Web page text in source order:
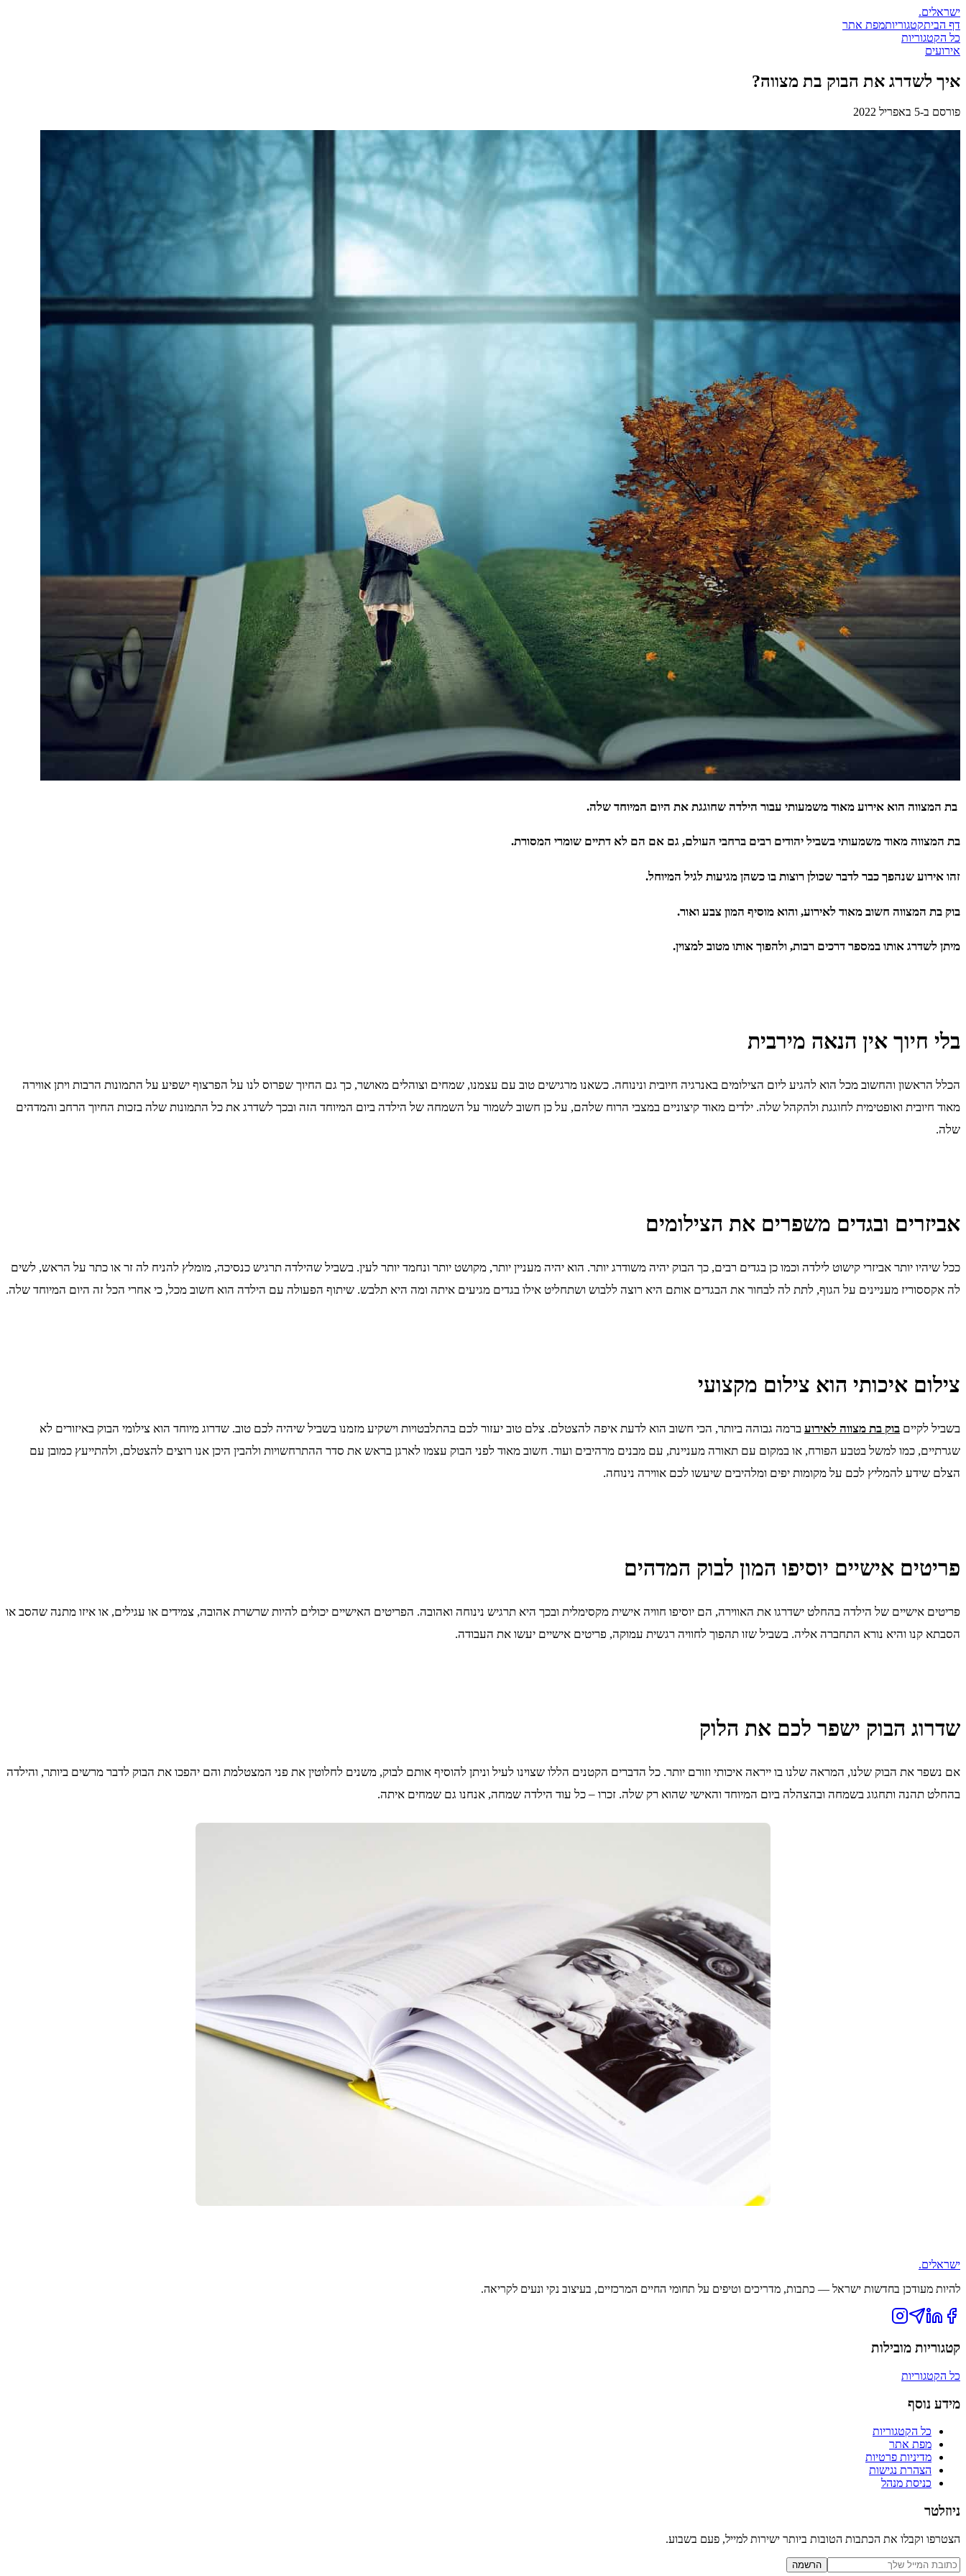
ישראלים.
דף הביתקטגוריותמפת אתר
כל הקטגוריות
אירועים
איך לשדרג את הבוק בת מצווה?
פורסם ב-5 באפריל 2022
בת המצווה הוא אירוע מאוד משמעותי עבור הילדה שחוגגת את היום המיוחד שלה.
בת המצווה מאוד משמעותי בשביל יהודים רבים ברחבי העולם, גם אם הם לא דתיים שומרי המסורת.
זהו אירוע שנהפך כבר לדבר שכולן רוצות בו כשהן מגיעות לגיל המיוחל.
בוק בת המצווה חשוב מאוד לאירוע, והוא מוסיף המון צבע ואור.
מיתן לשדרג אותו במספר דרכים רבות, ולהפוך אותו מטוב למצוין.
בלי חיוך אין הנאה מירבית
הכלל הראשון והחשוב מכל הוא להגיע ליום הצילומים באנרגיה חיובית ונינוחה. כשאנו מרגישים טוב עם עצמנו, שמחים וצוהלים מאושר, כך גם החיוך שפרוס לנו על הפרצוף ישפיע על התמונות הרבות ויתן אווירה
מאוד חיובית ואופטימית לחוגגת ולהקהל שלה. ילדים מאוד קיצוניים במצבי הרוח שלהם, על כן חשוב לשמור על השמחה של הילדה ביום המיוחד הזה ובכך לשדרג את כל התמונות שלה בזכות החיוך הרחב והמדהים
שלה.
אביזרים ובגדים משפרים את הצילומים
ככל שיהיו יותר אביזרי קישוט לילדה וכמו כן בגדים רבים, כך הבוק יהיה משודרג יותר. הוא יהיה מעניין יותר, מקושט יותר ונחמד יותר לעין. בשביל שהילדה תרגיש כנסיכה, מומלץ להניח לה זר או כתר על הראש, לשים
לה אקססוריז מעניינים על הגוף, לתת לה לבחור את הבגדים אותם היא רוצה ללבוש ושתחליט אילו בגדים מגיעים איתה ומה היא תלבש. שיתוף הפעולה עם הילדה הוא חשוב מכל, כי אחרי הכל זה היום המיוחד שלה.
צילום איכותי הוא צילום מקצועי
בשביל לקיים בוק בת מצווה לאירוע ברמה גבוהה ביותר, הכי חשוב הוא לדעת איפה להצטלם. צלם טוב יעזור לכם בהתלבטויות וישקיע מזמנו בשביל שיהיה לכם טוב. שדרוג מיוחד הוא צילומי הבוק באיזורים לא
שגרתיים, כמו למשל בטבע הפורח, או במקום עם תאורה מעניינת, עם מבנים מרהיבים ועוד. חשוב מאוד לפני הבוק עצמו לארגן בראש את סדר ההתרחשויות ולהבין היכן אנו רוצים להצטלם, ולהתייעץ כמובן עם
הצלם שידע להמליץ לכם על מקומות יפים ומלהיבים שיעשו לכם אווירה נינוחה.
פריטים אישיים יוסיפו המון לבוק המדהים
פריטים אישיים של הילדה בהחלט ישדרגו את האווירה, הם יוסיפו חוויה אישית מקסימלית ובכך היא תרגיש נינוחה ואהובה. הפריטים האישיים יכולים להיות שרשרת אהובה, צמידים או עגילים, או איזו מתנה שהסב או
הסבתא קנו והיא נורא התחברה אליה. בשביל שזו תהפוך לחוויה רגשית עמוקה, פריטים אישיים יעשו את העבודה.
שדרוג הבוק ישפר לכם את הלוק
אם נשפר את הבוק שלנו, המראה שלנו בו ייראה איכותי וזורם יותר. כל הדברים הקטנים הללו שצוינו לעיל וניתן להוסיף אותם לבוק, משנים לחלוטין את פני המצטלמת והם יהפכו את הבוק לדבר מרשים ביותר, והילדה
בהחלט תהנה ותחגוג בשמחה ובהצהלה ביום המיוחד והאישי שהוא רק שלה. זכרו – כל עוד הילדה שמחה, אנחנו גם שמחים איתה.
ישראלים.
להיות מעודכן בחדשות ישראל — כתבות, מדריכים וטיפים על תחומי החיים המרכזיים, בעיצוב נקי ונעים לקריאה.
קטגוריות מובילות
כל הקטגוריות
מידע נוסף
כל הקטגוריות
מפת אתר
מדיניות פרטיות
הצהרת נגישות
כניסת מנהל
ניוזלטר
הצטרפו וקבלו את הכתבות הטובות ביותר ישירות למייל, פעם בשבוע.
הרשמה